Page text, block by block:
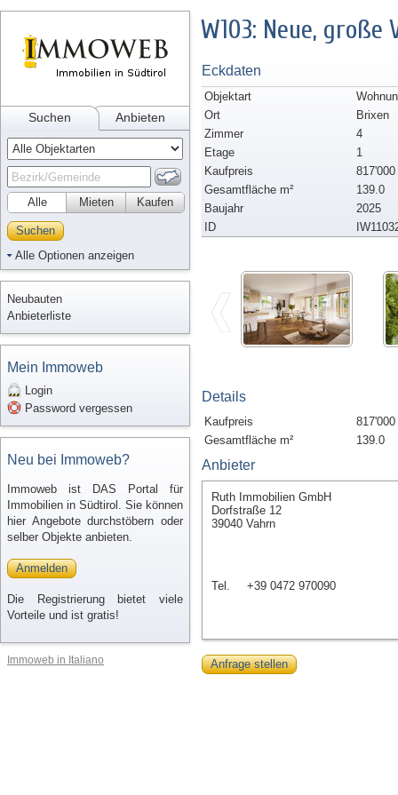
Suchen Anbieten
Alle Kaufen
Mieten
Suchen
Alle Optionen anzeigen
Neubauten
Anbieterliste
Mein Immoweb
Login
Password vergessen
Neu bei Immoweb?
Immoweb ist DAS Portal für
Immobilien in Südtirol. Sie können
hier Angebote durchstöbern oder
selber Objekte anbieten.
Anmelden
Die Registrierung bietet viele
Vorteile und ist gratis!
Immoweb in Italiano
W103: Neue,
Eckdaten
Objektart
Ort
Brixen
Zimmer
4
Etage
1
Kaufpreis
817'000
Gesamtfläche m²
139.0
Baujahr
2025
ID
Details
Kaufpreis
817'000
Gesamtfläche m²
139.0
Anbieter
Ruth Immobilien GmbH
Dorfstraße 12
39040 Vahrn
Tel. +39 0472 970090
Anfrage stellen